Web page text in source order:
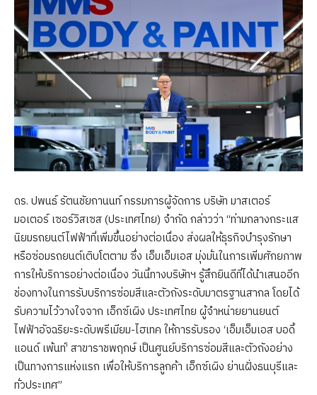
ดร. ปพนธ์ รัตนชัยกานนท์ กรรมการผู้จัดการ บริษัท มาสเตอร์
มอเตอร์ เซอร์วิสเซส (ประเทศไทย) จำกัด กล่าวว่า “ท่ามกลางกระแส
นิยมรถยนต์ไฟฟ้าที่เพิ่มขึ้นอย่างต่อเนื่อง ส่งผลให้ธุรกิจบำรุงรักษา
หรือซ่อมรถยนต์เติบโตตาม ซึ่ง เอ็มเอ็มเอส มุ่งมั่นในการเพิ่มศักยภาพ
การให้บริการอย่างต่อเนื่อง วันนี้ทางบริษัทฯ รู้สึกยินดีที่ได้นำเสนออีก
ช่องทางในการรับบริการซ่อมสีและตัวถังระดับมาตรฐานสากล โดยได้
รับความไว้วางใจจาก เอ็กซ์เผิง ประเทศไทย ผู้จำหน่ายยานยนต์
ไฟฟ้าอัจฉริยะระดับพรีเมียม-ไฮเทค ให้การรับรอง ‘เอ็มเอ็มเอส บอดี้
แอนด์ เพ้นท์’ สาขาราชพฤกษ์ เป็นศูนย์บริการซ่อมสีและตัวถังอย่าง
เป็นทางการแห่งแรก เพื่อให้บริการลูกค้า เอ็กซ์เผิง ย่านฝั่งธนบุรีและ
ทั่วประเทศ”